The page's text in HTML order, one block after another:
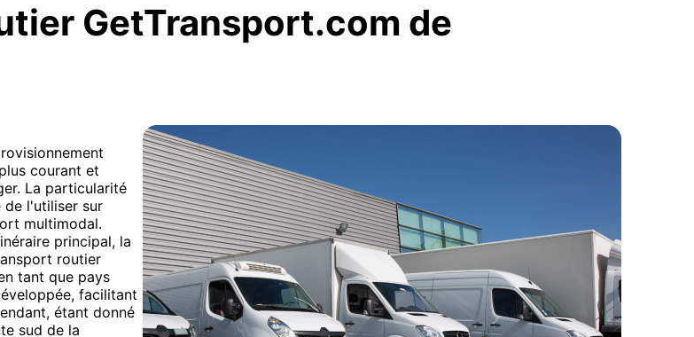
GetTransport.com de
courant et
La particularité
l'utiliser sur
multimodal.
principal, la
routier
tant que pays
facilitant
étant donné
sud de la